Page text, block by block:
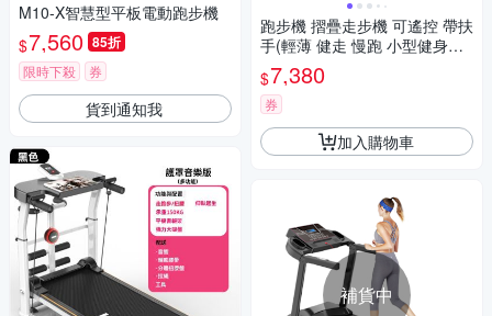
M10-X智慧型平板電動跑步機
$7,560 85折
限時下殺 券
貨到通知我
跑步機 摺疊走步機 可遙控 帶扶
手(輕薄 健走 慢跑 小型健身減
肥器材)
$7,380
券
加入購物車
補貨中